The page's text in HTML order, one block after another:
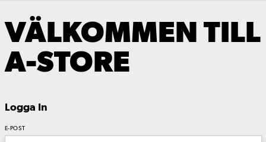
VÄLKOMMEN TILL
A-STORE
Logga In
E-POST